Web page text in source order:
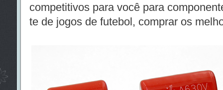
competitivos para você para
te de jogos de futebol, comprar os